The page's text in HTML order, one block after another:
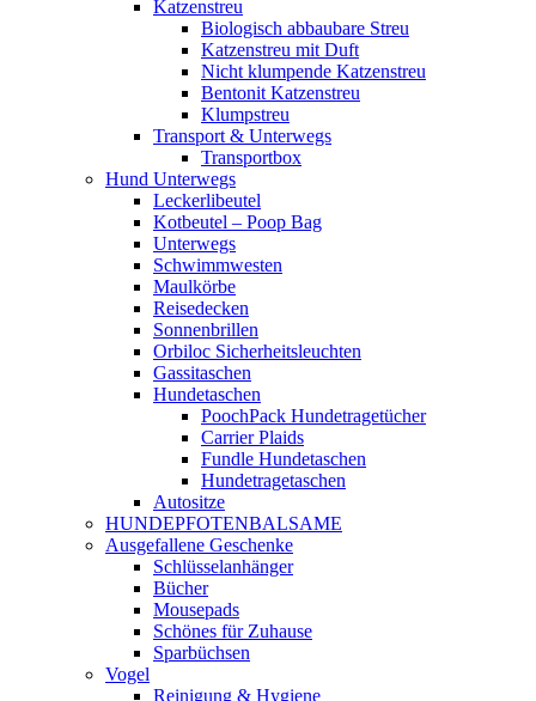
Katzenstreu
Biologisch abbaubare Streu
Katzenstreu mit Duft
Nicht klumpende Katzenstreu
Bentonit Katzenstreu
Klumpstreu
Transport & Unterwegs
Transportbox
Hund Unterwegs
Leckerlibeutel
Kotbeutel – Poop Bag
Unterwegs
Schwimmwesten
Maulkörbe
Reisedecken
Sonnenbrillen
Orbiloc Sicherheitsleuchten
Gassitaschen
Hundetaschen
PoochPack Hundetragetücher
Carrier Plaids
Fundle Hundetaschen
Hundetragetaschen
Autositze
HUNDEPFOTENBALSAME
Ausgefallene Geschenke
Schlüsselanhänger
Bücher
Mousepads
Schönes für Zuhause
Sparbüchsen
Vogel
Reinigung & Hygiene